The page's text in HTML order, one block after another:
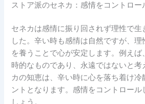
ストア派のセネカ：感情をコントロー
セネカは感情に振り回されず理性で生
した。辛い時も感情は自然ですが、理
を養うことで心が安定します。例えば
時的なものであり、永遠ではないと考
カの知恵は、辛い時に心を落ち着け冷
ントとなります。感情をコントロール
しょう。